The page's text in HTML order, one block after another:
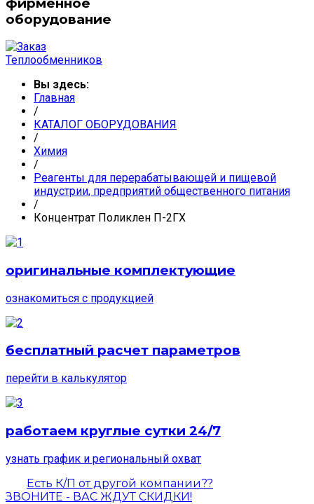
оборудование
Вы здесь:
Главная
/
КАТАЛОГ ОБОРУДОВАНИЯ
/
Химия
/
Реагенты для перерабатывающей и пищевой
индустрии, предприятий общественного питания
/
Концентрат Поликлен П-2ГХ
оригинальные комплектующие
ознакомиться с продукцией
бесплатный расчет параметров
перейти в калькулятор
работаем круглые сутки 24/7
узнать график и региональный охват
Есть К/П от другой компании??
ЗВОНИТЕ - ВАС ЖДУТ СКИДКИ!